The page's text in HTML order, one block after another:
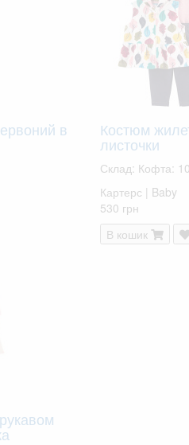
в Костюм
листочки
Склад: Кофта:
Картерс | Baby
530 грн
В кошик